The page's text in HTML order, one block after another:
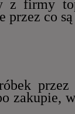
z firmy
przez co
zakupie,